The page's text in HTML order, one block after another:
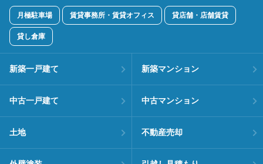
月極駐車場 賃貸事務所・賃貸オフィス 貸店舗・店舗賃貸
貸し倉庫
新築一戸建て 新築マンション
中古一戸建て 中古マンション
土地 不動産売却